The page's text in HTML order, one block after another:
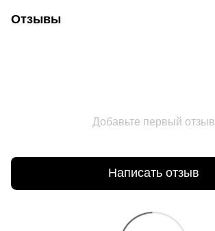
Отзывы
Добавьте первый отзыв
Написать отзыв